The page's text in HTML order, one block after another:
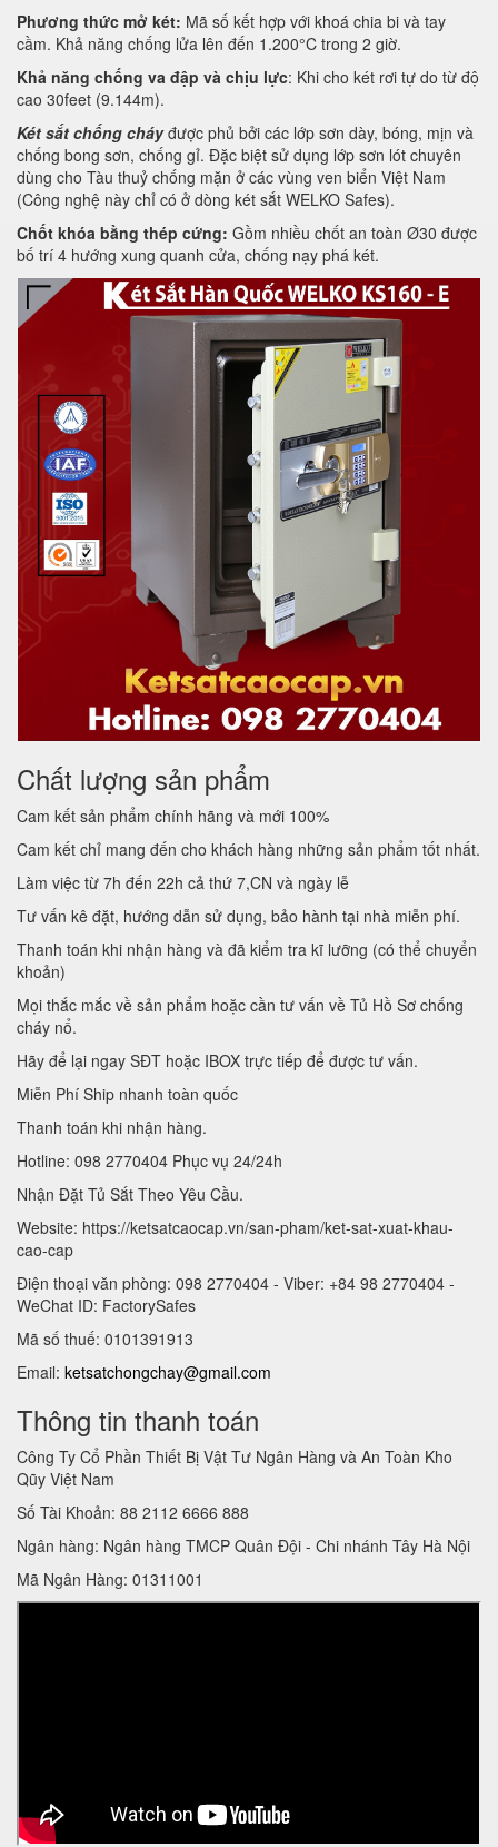
Phương thức mở két: Mã số kết hợp với khoá chia bi và tay
cầm. Khả năng chống lửa lên đến 1.200°C trong 2 giờ.
Khả năng chống va đập và chịu lực: Khi cho két rơi tự do từ độ
cao 30feet (9.144m).
Két sắt chống cháyđược phủ bởi các lớp sơn dày, bóng, mịn và
chống bong sơn, chống gỉ. Đặc biệt sử dụng lớp sơn lót chuyên
dùng cho Tàu thuỷ chống mặn ở các vùng ven biển Việt Nam
(Công nghệ này chỉ có ở dòng két sắt WELKO Safes).
Chốt khóa bằng thép cứng: Gồm nhiều chốt an toàn Ø30 được
bố trí 4 hướng xung quanh cửa, chống nạy phá két.
Chất lượng sản phẩm
Cam kết sản phẩm chính hãng và mới 100%
Cam kết chỉ mang đến cho khách hàng những sản phẩm tốt nhất.
Làm việc từ 7h đến 22h cả thứ 7,CN và ngày lễ
Tư vấn kê đặt, hướng dẫn sử dụng, bảo hành tại nhà miễn phí.
Thanh toán khi nhận hàng và đã kiểm tra kĩ lưỡng (có thể chuyển
khoản)
Mọi thắc mắc về sản phẩm hoặc cần tư vấn về Tủ Hồ Sơ chống
cháy nổ.
Hãy để lại ngay SĐT hoặc IBOX trực tiếp để được tư vấn.
Miễn Phí Ship nhanh toàn quốc
Thanh toán khi nhận hàng.
Hotline: 098 2770404 Phục vụ 24/24h
Nhận Đặt Tủ Sắt Theo Yêu Cầu.
Website: https://ketsatcaocap.vn/san-pham/ket-sat-xuat-khau-
cao-cap
Điện thoại văn phòng: 098 2770404 - Viber: +84 98 2770404 -
WeChat ID: FactorySafes
Mã số thuế: 0101391913
Email: ketsatchongchay@gmail.com
Thông tin thanh toán
Công Ty Cổ Phần Thiết Bị Vật Tư Ngân Hàng và An Toàn Kho
Qũy Việt Nam
Số Tài Khoản: 88 2112 6666 888
Ngân hàng: Ngân hàng TMCP Quân Đội - Chi nhánh Tây Hà Nội
Mã Ngân Hàng: 01311001